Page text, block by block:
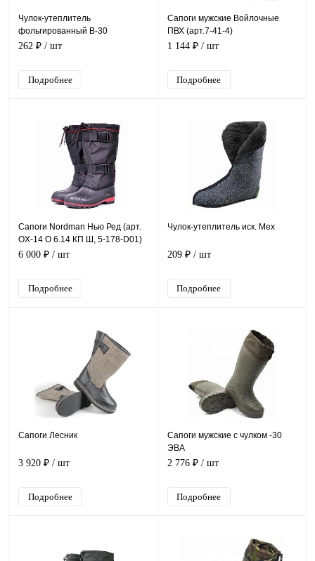
Чулок-утеплитель
фольгированный В-30
262 ₽ / шт
Подробнее
Сапоги мужские Войлочные
ПВХ (арт.7-41-4)
1 144 ₽ / шт
Подробнее
Сапоги Nordman Нью Ред (арт.
OX-14 O 6.14 КП Ш, 5-178-D01)
6 000 ₽ / шт
Подробнее
Чулок-утеплитель иск. Мех
209 ₽ / шт
Подробнее
Сапоги Лесник
3 920 ₽ / шт
Подробнее
Сапоги мужские с чулком -30
ЭВА
2 776 ₽ / шт
Подробнее